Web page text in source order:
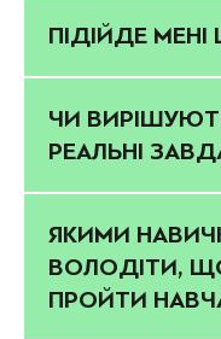
ПІДІЙДЕ
ЧИ
РЕАЛЬНІ
ЯКИМИ
ВОЛОДІТИ,
ПРОЙТИ